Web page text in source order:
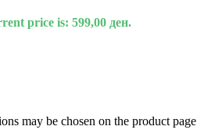
price is: 599,00 ден.
may be chosen on the product page